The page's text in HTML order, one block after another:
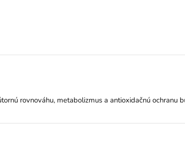
rovnováhu, metabolizmus a antioxidačnú ochranu